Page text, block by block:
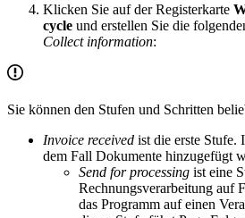
Klicken Sie auf der Registerkarte
cycle und erstellen Sie die
Collect information:
Sie können den Stufen und Schritten
Invoice received ist die erste Stufe.
dem Fall Dokumente hinzugefügt
Send for processing ist eine
Rechnungsverarbeitung auf
das Programm auf einen